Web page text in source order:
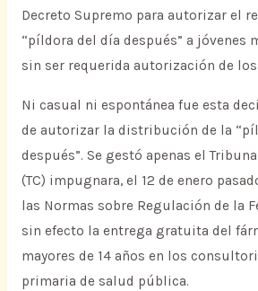
Decreto Supremo para autorizar el
“píldora del día después” a jóvenes
sin ser requerida autorización de los
Ni casual ni espontánea fue esta
de autorizar la distribución de la
después”. Se gestó apenas el
(TC) impugnara, el 12 de enero
las Normas sobre Regulación de la
sin efecto la entrega gratuita del
mayores de 14 años en los
primaria de salud pública.